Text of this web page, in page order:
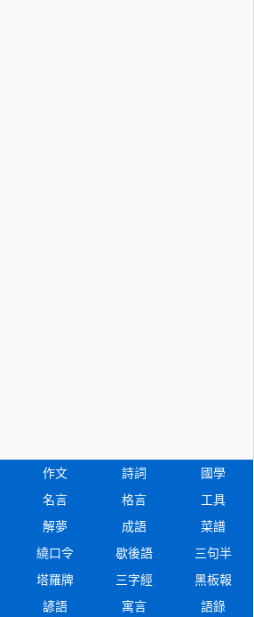
作文 詩詞
國學
名言 格言
工具
解夢 成語
菜譜
繞口令 歇後語
三句半
塔羅牌 三字經
黑板報
諺語 寓言 語錄